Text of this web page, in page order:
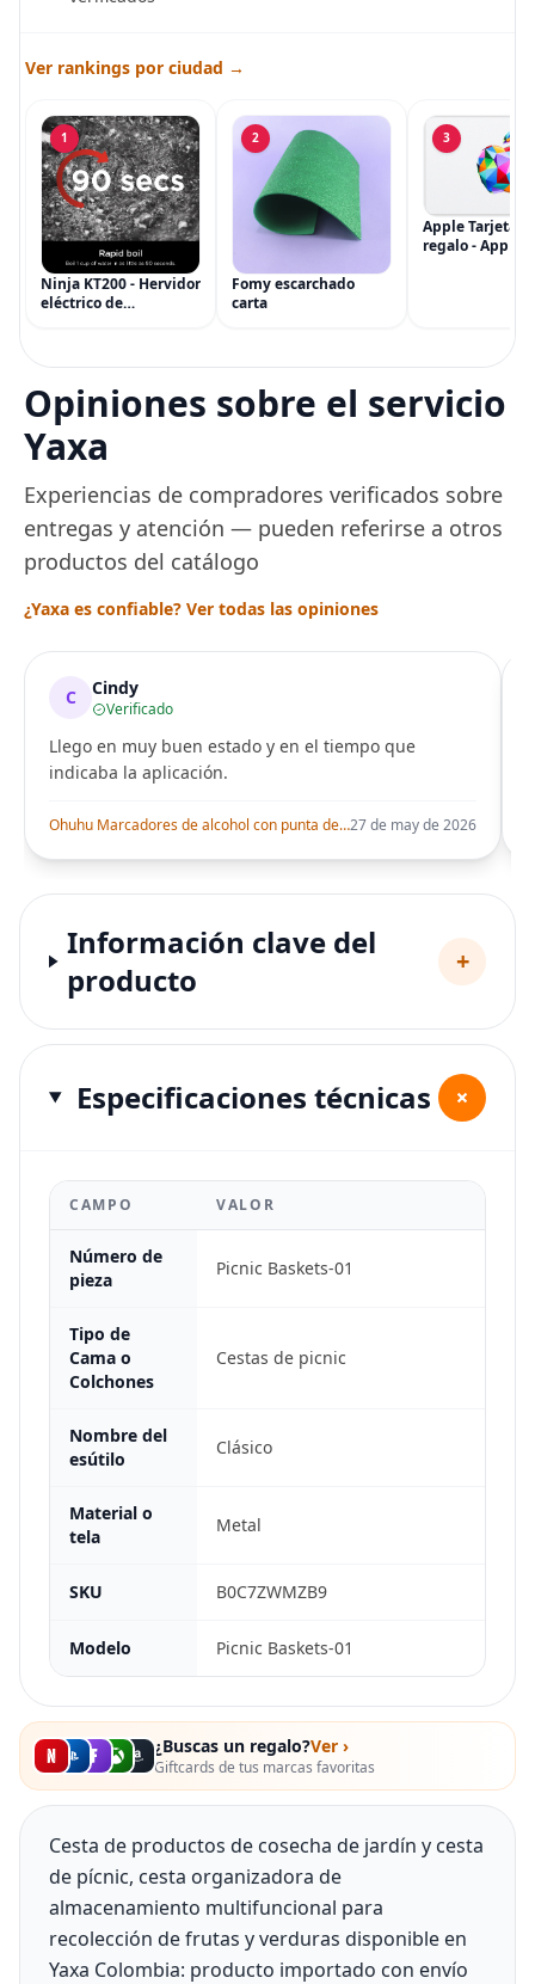
Ver rankings por ciudad →
1
Ninja KT200 - Hervidor
eléctrico de
ajuste de temperatura
de Acero
2
Fomy escarchado
carta
3
Apple Tarjeta
regalo - App
Opiniones sobre el servicio
Yaxa
Experiencias de compradores verificados sobre
entregas y atención — pueden referirse a otros
productos del catálogo
¿Yaxa es confiable? Ver todas las opiniones
C Cindy
Verificado
Llego en muy buen estado y en el tiempo que
indicaba la aplicación.
Ohuhu Marcadores de alcohol con punta de pincel – Juego de marcadores artísticos de doble punta con certificación AP para artistas adultos27 de may de 2026
Información clave del
producto
+
Especificaciones técnicas +
CAMPO VALOR
Número de
pieza
Picnic Baskets-01
Tipo de
Cama o
Colchones
Cestas de picnic
Nombre del
esútilo
Clásico
Material o
tela
Metal
SKU B0C7ZWMZB9
Modelo Picnic Baskets-01
¿Buscas un regalo?Ver ›
Giftcards de tus marcas favoritas
Cesta de productos de cosecha de jardín y cesta
de pícnic, cesta organizadora de
almacenamiento multifuncional para
recolección de frutas y verduras disponible en
Yaxa Colombia: producto importado con envío